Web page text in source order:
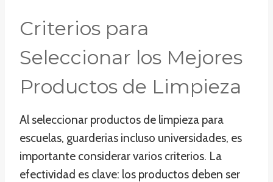
Criterios para
Seleccionar los Mejores
Productos de Limpieza
Al seleccionar productos de limpieza para
escuelas, guarderias incluso universidades, es
importante considerar varios criterios. La
efectividad es clave: los productos deben ser